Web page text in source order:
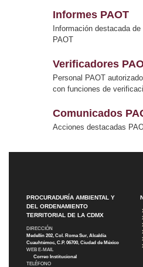
Informes PAOT
Información destacada
PAOT
Verificadores
Personal PAOT autorizado
con funciones de
Comunicados
Acciones destacadas
PROCURADURÍA AMBIENTAL Y
DEL ORDENAMIENTO
TERRITORIAL DE LA CDMX
DIRECCIÓN
Medellín 202, Col. Roma Sur, Alcaldía
Cuauhtémoc, C.P. 06700, Ciudad de México
WEB E-MAIL
Correo Institucional
TELÉFONO